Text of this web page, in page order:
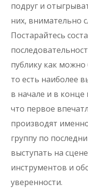
подруг и
них, внимательно
Постарайтесь
публику как можно
то есть наиболее
в начале и в конце
что первое
производят
группу по
выступать на
инструментов и
уверенности.